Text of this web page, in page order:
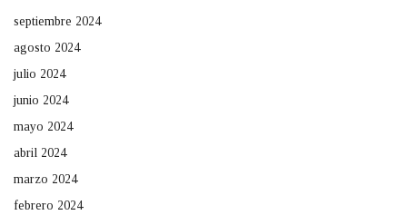
septiembre 2024
agosto 2024
julio 2024
junio 2024
mayo 2024
abril 2024
marzo 2024
febrero 2024